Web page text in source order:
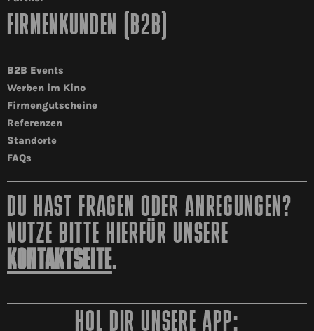
FIRMENKUNDEN (B2B)
B2B Events
Werben im Kino
Firmengutscheine
Referenzen
Standorte
FAQs
DU HAST FRAGEN ODER ANREGUNGEN?
NUTZE BITTE HIERFÜR UNSERE
KONTAKTSEITE.
HOL DIR UNSERE APP: